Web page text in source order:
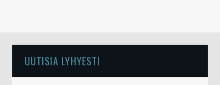
UUTISIA LYHYESTI